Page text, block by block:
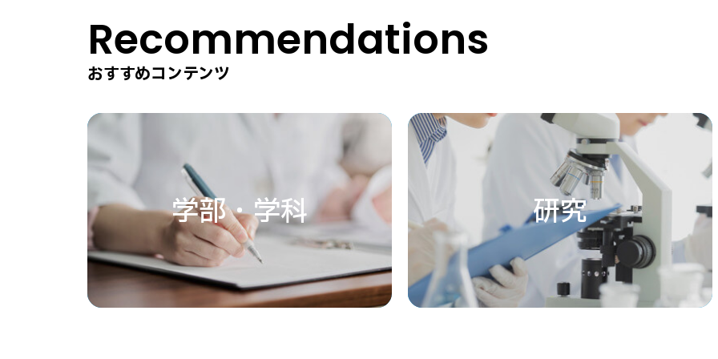
Recommendations
おすすめコンテンツ
学部・学科 研究